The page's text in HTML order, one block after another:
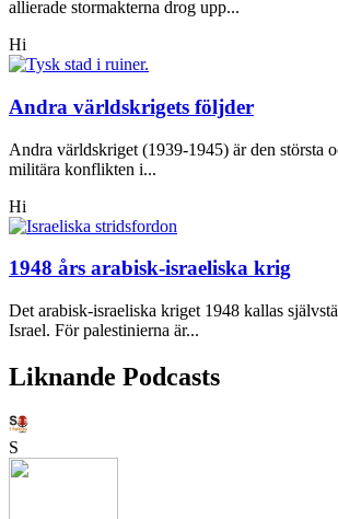
allierade stormakterna drog upp...
Hi
Andra världskrigets följder
Andra världskriget (1939-1945) är den största
militära konflikten i...
Hi
1948 års arabisk-israeliska krig
Det arabisk-israeliska kriget 1948 kallas
Israel. För palestinierna är...
Liknande Podcasts
S